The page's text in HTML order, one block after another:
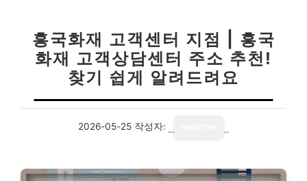
흥국화재 고객센터 지점 | 흥국
화재 고객상담센터 주소 추천!
찾기 쉽게 알려드려요
2026-05-25 작성자: